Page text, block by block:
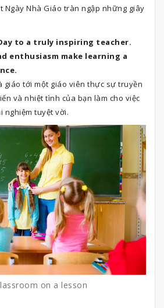
Ngày Nhà Giáo tràn ngập những giây
to a truly inspiring teacher.
enthusiasm make learning a
giáo tới một giáo viên thực sự truyền
và nhiệt tình của bạn làm cho việc
nghiệm tuyệt vời.
on a lesson